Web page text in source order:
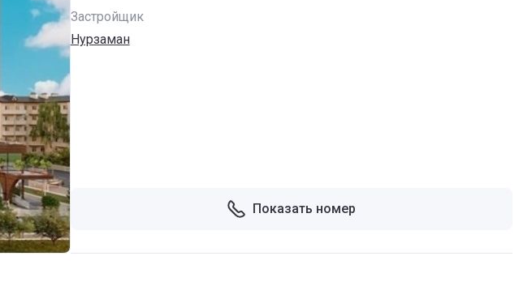
Застройщик
Нурзаман
Показать номер